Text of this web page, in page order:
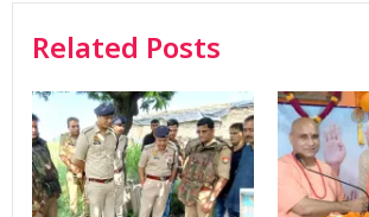
Related Posts